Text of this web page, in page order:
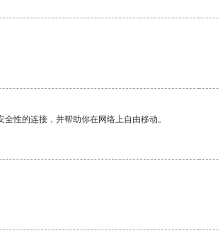
性的连接，并帮助你在网络上自由移动。